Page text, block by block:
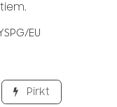
EU
Pirkt